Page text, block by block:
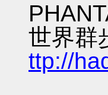
世界群
ttp://